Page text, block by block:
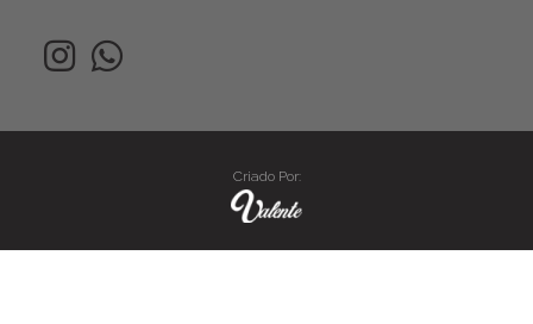
Criado Por: